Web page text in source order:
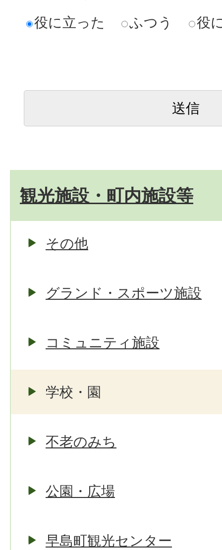
役に立った
ふつう 役
観光施設・町内施設等
その他
グランド・スポーツ施設
コミュニティ施設
学校・園
不老のみち
公園・広場
早島町観光センター